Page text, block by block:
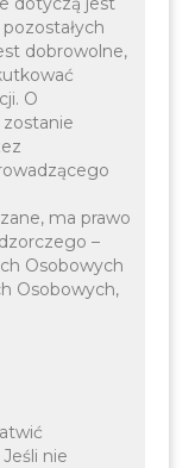
projektu
Programu
punktu
dobrowolne,
O
ma prawo
–
Osobowych
Osobowych,
nie